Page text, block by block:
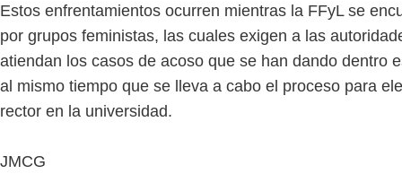
Estos enfrentamientos ocurren mientras la FFyL se
por grupos feministas, las cuales exigen a las
atiendan los casos de acoso que se han dando dentro
al mismo tiempo que se lleva a cabo el proceso para
rector en la universidad.
JMCG